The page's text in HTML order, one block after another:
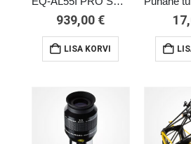
939,00 €
LISA KORVI